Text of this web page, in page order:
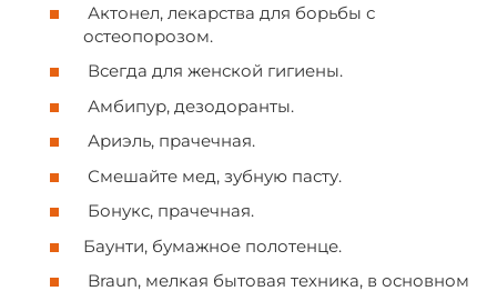
Актонел, лекарства для борьбы с
остеопорозом.
Всегда для женской гигиены.
Амбипур, дезодоранты.
Ариэль, прачечная.
Смешайте мед, зубную пасту.
Бонукс, прачечная.
Баунти, бумажное полотенце.
Braun, мелкая бытовая техника, в основном